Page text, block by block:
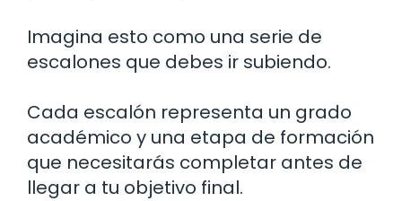
Imagina esto como una serie de
escalones que debes ir subiendo.
Cada escalón representa un grado
académico y una etapa de formación
que necesitarás completar antes de
llegar a tu objetivo final.